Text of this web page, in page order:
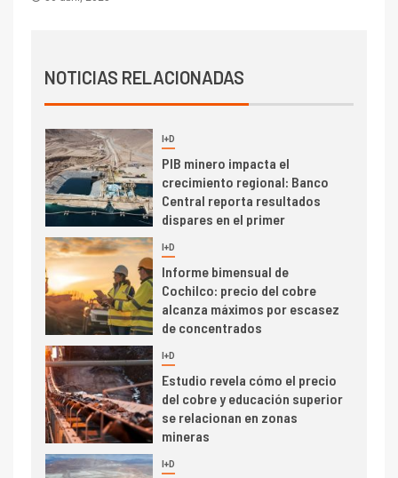
NOTICIAS RELACIONADASProducción minera en mayo de
2026 cae 10,6%
3 I+D
PIB minero impacta el
crecimiento regional: Banco
Central reporta resultados
dispares en el primer
4 I+D
Informe bimensual de
Cochilco: precio del cobre
alcanza máximos por escasez
de concentrados
5 I+D
Estudio revela cómo el precio
del cobre y educación superior
se relacionan en zonas
mineras
6 I+D